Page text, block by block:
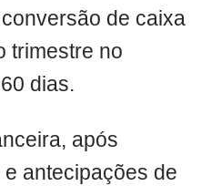
de caixa
trimestre no
dias.
após
antecipações de